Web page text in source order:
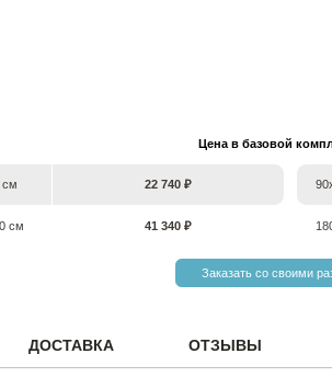
Цена в базовой
см 22 740 ₽
см 41 340 ₽
Заказать со своими
ДОСТАВКА ОТЗЫВЫ